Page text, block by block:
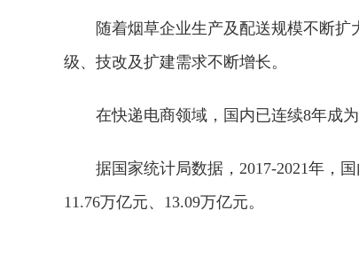
随着烟草企业生产及配送规模不断
级、技改及扩建需求不断增长。
在快递电商领域，国内已连续8年成
据国家统计局数据，2017-2021年，
11.76万亿元、13.09万亿元。